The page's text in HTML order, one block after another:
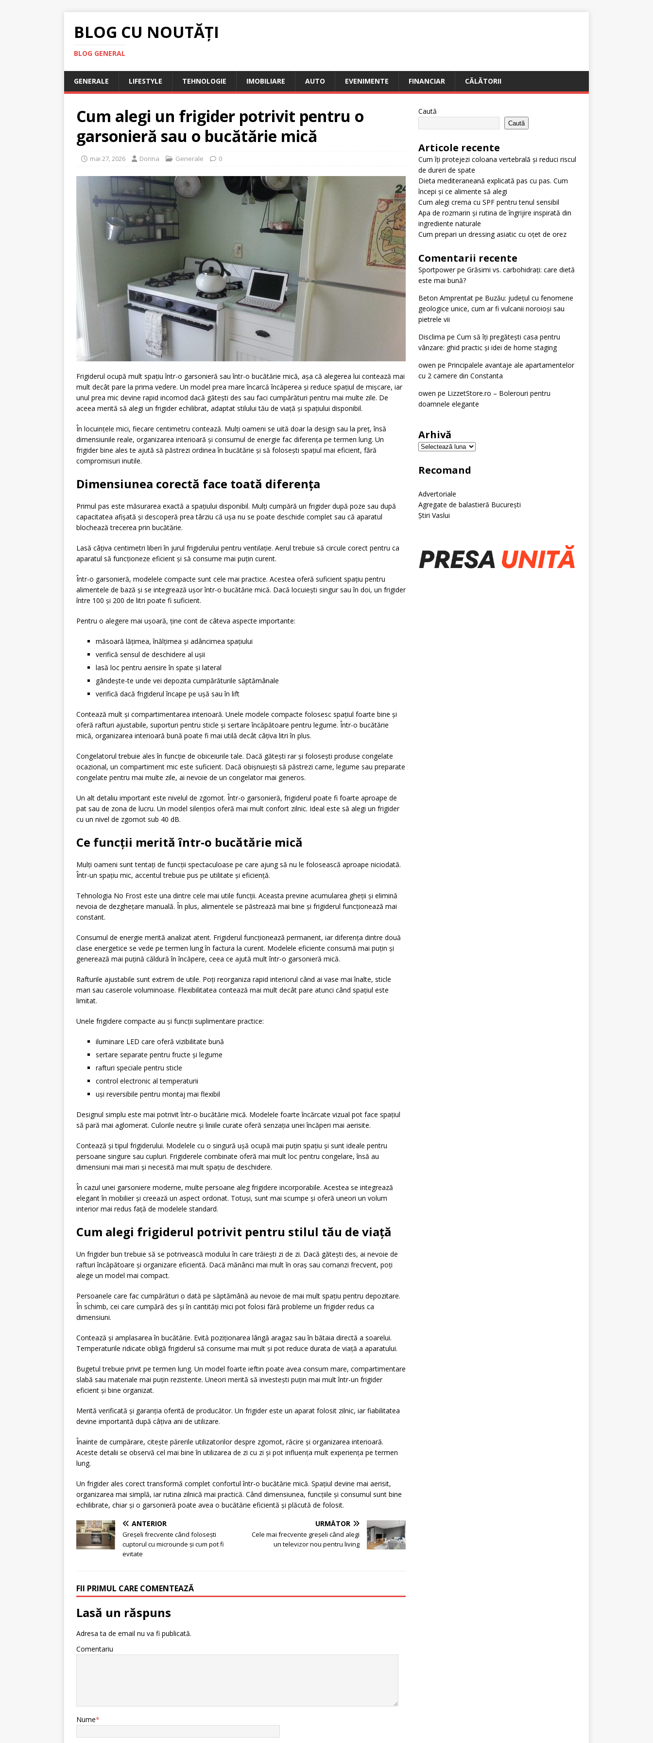
BLOG CU NOUTĂȚI
BLOG GENERAL
GENERALE LIFESTYLE TEHNOLOGIE IMOBILIARE AUTO EVENIMENTE FINANCIAR CĂLĂTORII
Cum alegi un frigider potrivit pentru o
garsonieră sau o bucătărie mică
mai 27, 2026 Dorina Generale 0
Frigiderul ocupă mult spațiu într-o garsonieră sau într-o bucătărie mică, așa că alegerea lui contează mai
mult decât pare la prima vedere. Un model prea mare încarcă încăperea și reduce spațiul de mișcare, iar
unul prea mic devine rapid incomod dacă gătești des sau faci cumpărături pentru mai multe zile. De
aceea merită să alegi un frigider echilibrat, adaptat stilului tău de viață și spațiului disponibil.
În locuințele mici, fiecare centimetru contează. Mulți oameni se uită doar la design sau la preț, însă
dimensiunile reale, organizarea interioară și consumul de energie fac diferența pe termen lung. Un
frigider bine ales te ajută să păstrezi ordinea în bucătărie și să folosești spațiul mai eficient, fără
compromisuri inutile.
Dimensiunea corectă face toată diferența
Primul pas este măsurarea exactă a spațiului disponibil. Mulți cumpără un frigider după poze sau după
capacitatea afișată și descoperă prea târziu că ușa nu se poate deschide complet sau că aparatul
blochează trecerea prin bucătărie.
Lasă câțiva centimetri liberi în jurul frigiderului pentru ventilație. Aerul trebuie să circule corect pentru ca
aparatul să funcționeze eficient și să consume mai puțin curent.
Într-o garsonieră, modelele compacte sunt cele mai practice. Acestea oferă suficient spațiu pentru
alimentele de bază și se integrează ușor într-o bucătărie mică. Dacă locuiești singur sau în doi, un frigider
între 100 și 200 de litri poate fi suficient.
Pentru o alegere mai ușoară, ține cont de câteva aspecte importante:
măsoară lățimea, înălțimea și adâncimea spațiului
verifică sensul de deschidere al ușii
lasă loc pentru aerisire în spate și lateral
gândește-te unde vei depozita cumpărăturile săptămânale
verifică dacă frigiderul încape pe ușă sau în lift
Contează mult și compartimentarea interioară. Unele modele compacte folosesc spațiul foarte bine și
oferă rafturi ajustabile, suporturi pentru sticle și sertare încăpătoare pentru legume. Într-o bucătărie
mică, organizarea interioară bună poate fi mai utilă decât câțiva litri în plus.
Congelatorul trebuie ales în funcție de obiceiurile tale. Dacă gătești rar și folosești produse congelate
ocazional, un compartiment mic este suficient. Dacă obișnuiești să păstrezi carne, legume sau preparate
congelate pentru mai multe zile, ai nevoie de un congelator mai generos.
Un alt detaliu important este nivelul de zgomot. Într-o garsonieră, frigiderul poate fi foarte aproape de
pat sau de zona de lucru. Un model silențios oferă mai mult confort zilnic. Ideal este să alegi un frigider
cu un nivel de zgomot sub 40 dB.
Ce funcții merită într-o bucătărie mică
Mulți oameni sunt tentați de funcții spectaculoase pe care ajung să nu le folosească aproape niciodată.
Într-un spațiu mic, accentul trebuie pus pe utilitate și eficiență.
Tehnologia No Frost este una dintre cele mai utile funcții. Aceasta previne acumularea gheții și elimină
nevoia de dezghețare manuală. În plus, alimentele se păstrează mai bine și frigiderul funcționează mai
constant.
Consumul de energie merită analizat atent. Frigiderul funcționează permanent, iar diferența dintre două
clase energetice se vede pe termen lung în factura la curent. Modelele eficiente consumă mai puțin și
generează mai puțină căldură în încăpere, ceea ce ajută mult într-o garsonieră mică.
Rafturile ajustabile sunt extrem de utile. Poți reorganiza rapid interiorul când ai vase mai înalte, sticle
mari sau caserole voluminoase. Flexibilitatea contează mai mult decât pare atunci când spațiul este
limitat.
Unele frigidere compacte au și funcții suplimentare practice:
iluminare LED care oferă vizibilitate bună
sertare separate pentru fructe și legume
rafturi speciale pentru sticle
control electronic al temperaturii
uși reversibile pentru montaj mai flexibil
Designul simplu este mai potrivit într-o bucătărie mică. Modelele foarte încărcate vizual pot face spațiul
să pară mai aglomerat. Culorile neutre și liniile curate oferă senzația unei încăperi mai aerisite.
Contează și tipul frigiderului. Modelele cu o singură ușă ocupă mai puțin spațiu și sunt ideale pentru
persoane singure sau cupluri. Frigiderele combinate oferă mai mult loc pentru congelare, însă au
dimensiuni mai mari și necesită mai mult spațiu de deschidere.
În cazul unei garsoniere moderne, multe persoane aleg frigidere incorporabile. Acestea se integrează
elegant în mobilier și creează un aspect ordonat. Totuși, sunt mai scumpe și oferă uneori un volum
interior mai redus față de modelele standard.
Cum alegi frigiderul potrivit pentru stilul tău de viață
Un frigider bun trebuie să se potrivească modului în care trăiești zi de zi. Dacă gătești des, ai nevoie de
rafturi încăpătoare și organizare eficientă. Dacă mănânci mai mult în oraș sau comanzi frecvent, poți
alege un model mai compact.
Persoanele care fac cumpărături o dată pe săptămână au nevoie de mai mult spațiu pentru depozitare.
În schimb, cei care cumpără des și în cantități mici pot folosi fără probleme un frigider redus ca
dimensiuni.
Contează și amplasarea în bucătărie. Evită poziționarea lângă aragaz sau în bătaia directă a soarelui.
Temperaturile ridicate obligă frigiderul să consume mai mult și pot reduce durata de viață a aparatului.
Bugetul trebuie privit pe termen lung. Un model foarte ieftin poate avea consum mare, compartimentare
slabă sau materiale mai puțin rezistente. Uneori merită să investești puțin mai mult într-un frigider
eficient și bine organizat.
Merită verificată și garanția oferită de producător. Un frigider este un aparat folosit zilnic, iar fiabilitatea
devine importantă după câțiva ani de utilizare.
Înainte de cumpărare, citește părerile utilizatorilor despre zgomot, răcire și organizarea interioară.
Aceste detalii se observă cel mai bine în utilizarea de zi cu zi și pot influența mult experiența pe termen
lung.
Un frigider ales corect transformă complet confortul într-o bucătărie mică. Spațiul devine mai aerisit,
organizarea mai simplă, iar rutina zilnică mai practică. Când dimensiunea, funcțiile și consumul sunt bine
echilibrate, chiar și o garsonieră poate avea o bucătărie eficientă și plăcută de folosit.
ANTERIOR
Greșeli frecvente când folosești
cuptorul cu microunde și cum pot fi
evitate
URMĂTOR
Cele mai frecvente greșeli când alegi
un televizor nou pentru living
FII PRIMUL CARE COMENTEAZĂ
Lasă un răspuns
Adresa ta de email nu va fi publicată.
Comentariu
Nume*
Caută
Caută
Articole recente
Cum îți protejezi coloana vertebrală și reduci riscul
de dureri de spate
Dieta mediteraneană explicată pas cu pas. Cum
începi și ce alimente să alegi
Cum alegi crema cu SPF pentru tenul sensibil
Apa de rozmarin și rutina de îngrijire inspirată din
ingrediente naturale
Cum prepari un dressing asiatic cu oțet de orez
Comentarii recente
Sportpowerpe Grăsimi vs. carbohidrați: care dietă
este mai bună?
Beton Amprentatpe Buzău: județul cu fenomene
geologice unice, cum ar fi vulcanii noroioși sau
pietrele vii
Disclima pe Cum să îți pregătești casa pentru
vânzare: ghid practic și idei de home staging
owen pe Principalele avantaje ale apartamentelor
cu 2 camere din Constanta
owen pe LizzetStore.ro – Bolerouri pentru
doamnele elegante
Arhivă
Recomand
Advertoriale
Agregate de balastieră București
Știri Vaslui